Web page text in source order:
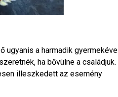
ugyanis a harmadik gyermekével
ha bővülne a családjuk.
illeszkedett az esemény